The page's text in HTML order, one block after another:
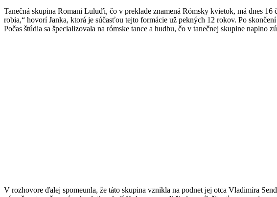
Tanečná skupina Romani Luluďi, čo v preklade znamená Rómsky kvietok, má dnes
robia,“ hovorí Janka, ktorá je súčasťou tejto formácie už pekných 12 rokov. Po
Počas štúdia sa špecializovala na rómske tance a hudbu, čo v tanečnej skupine naplno
V rozhovore ďalej spomeunla, že táto skupina vznikla na podnet jej otca Vladimíra